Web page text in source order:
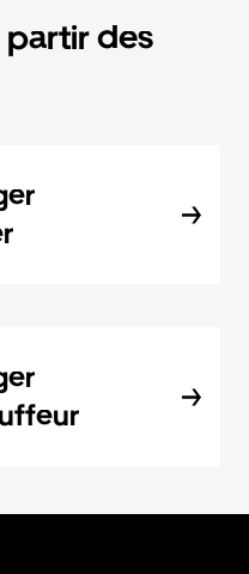
partir des